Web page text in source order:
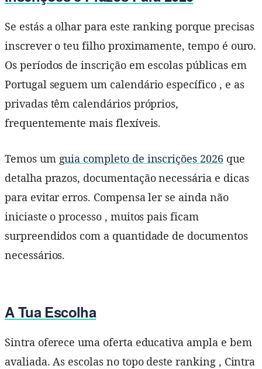
Se estás a olhar para este ranking porque precisas
inscrever o teu filho proximamente, tempo é ouro.
Os períodos de inscrição em escolas públicas em
Portugal seguem um calendário específico , e as
privadas têm calendários próprios,
frequentemente mais flexíveis.
Temos um guia completo de inscrições 2026 que
detalha prazos, documentação necessária e dicas
para evitar erros. Compensa ler se ainda não
iniciaste o processo , muitos pais ficam
surpreendidos com a quantidade de documentos
necessários.
A Tua Escolha
Sintra oferece uma oferta educativa ampla e bem
avaliada. As escolas no topo deste ranking , Cintra